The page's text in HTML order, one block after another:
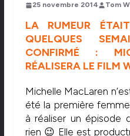
25 novembre 2014 Tom
LA RUMEUR
QUELQUES
CONFIRMÉ :
RÉALISERA LE FILM
Michelle MacLaren
été la première
à réaliser un épisode
rien 😉 Elle est